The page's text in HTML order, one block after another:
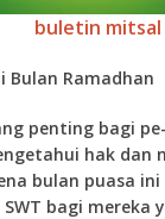
buletin mitsal
Bulan Ramadhan
penting bagi
hak dan
bulan puasa
bagi mereka